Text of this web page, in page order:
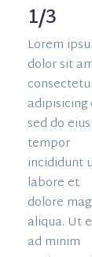
1/3
Lorem
dolor sit
adipisicing
sed do
tempor
incididunt
labore et
dolore
aliqua. Ut
ad minim